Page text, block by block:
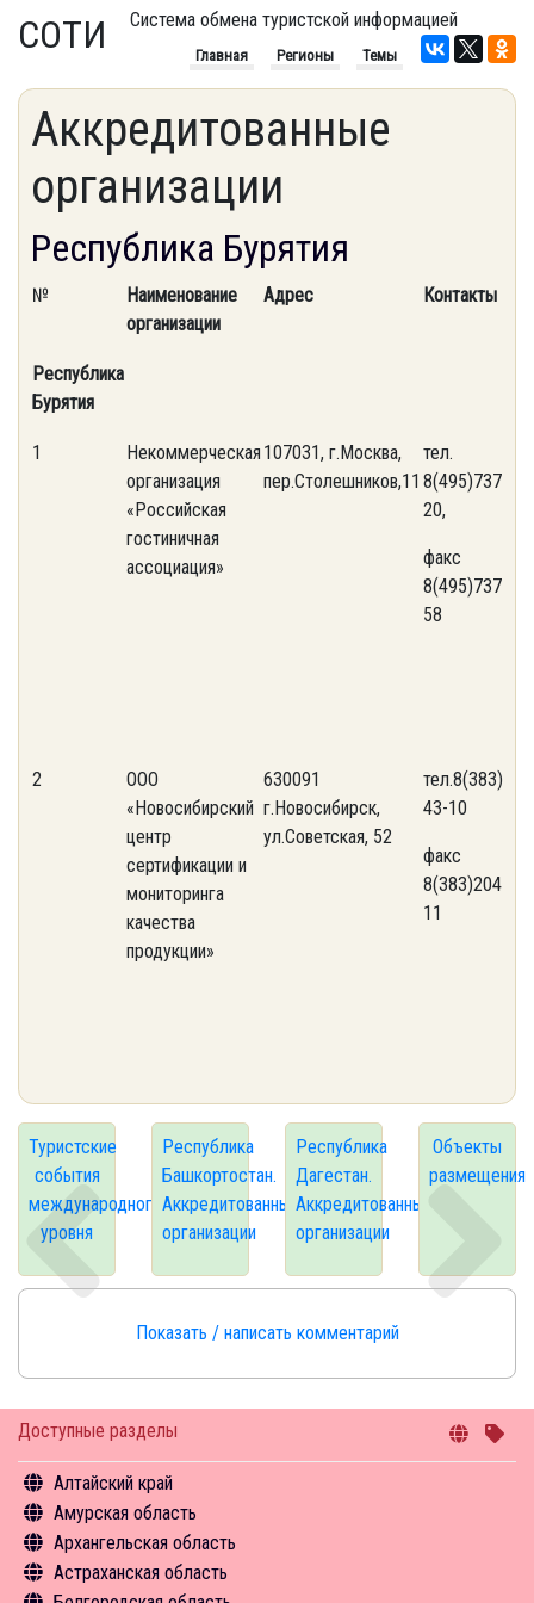
СОТИ Система обмена туристской информацией
Главная Регионы Темы
Доступные разделы
Алтайский край
Общая информация
Объекты туристского притяжения
Инфрастуктура туризма
Амурская область
Общая информация
Объекты туристского притяжения
Архангельская область
Общая информация
Астраханская область
Аккредитованные
организации
Республика Бурятия
№
Наименование
организации
Адрес Контакты
Республика
Бурятия
1
Некоммерческая
организация
«Российская
гостиничная
ассоциация»
107031, г.Москва,
пер.Столешников,11
тел.
8(495)737-71-
20,
факс
8(495)737-70-
58
2
ООО
«Новосибирский
центр
сертификации и
мониторинга
качества
продукции»
630091
г.Новосибирск,
ул.Советская, 52
43-10
факс
8(383)204-43-
11
Туристские
события
международного
уровня
Республика
Башкортостан.
Аккредитованные
организации
Республика
Дагестан.
Аккредитованные
организации
Объекты
размещения
Показать / написать комментарий